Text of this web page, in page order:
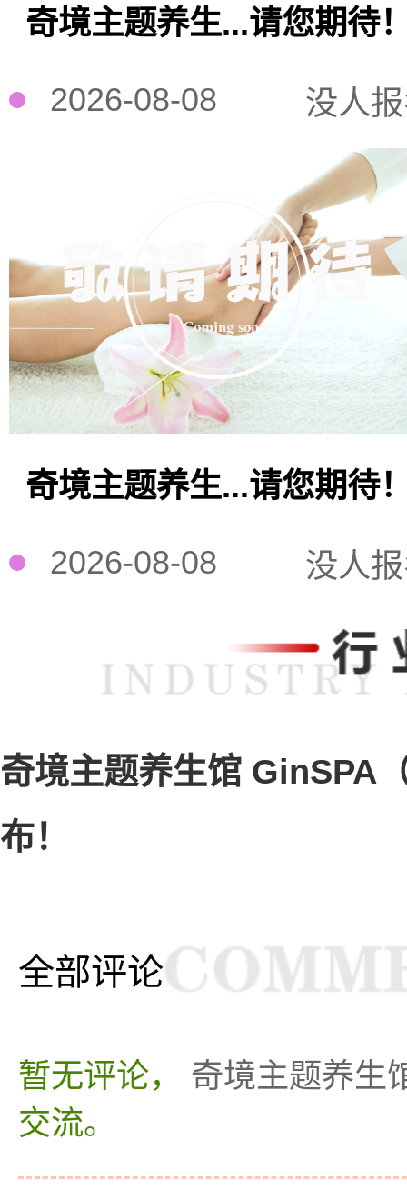
奇境主题养生...请您期待
2026-08-08 没人
奇境主题养生...请您期待
2026-08-08 没人
奇境主题养生馆 GinSPA
布！
全部评论
暂无评论， 奇境主题养生
交流。